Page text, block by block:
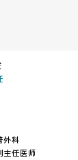
外科
主任医师